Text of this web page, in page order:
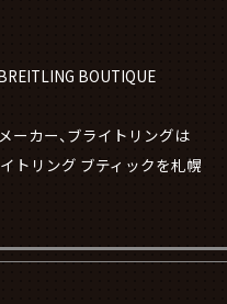
BOUTIQUE
ーカー、ブライトリングは
トリング ブティックを札幌